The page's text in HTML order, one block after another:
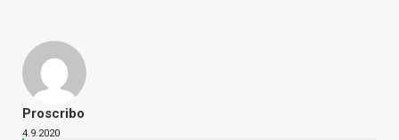
Proscribo
4.9.2020